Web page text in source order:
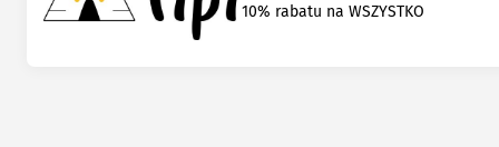
10% rabatu na WSZYSTKO